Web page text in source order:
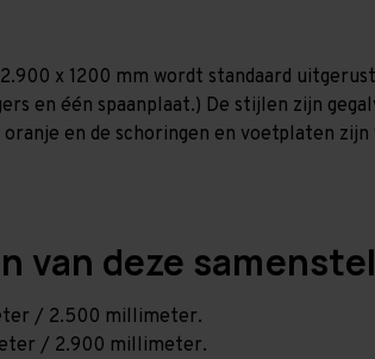
x 1200 mm wordt standaard
en één spaanplaat.) De stijlen zijn
en de schoringen en voetplaten
van deze
/ 2.500 millimeter.
/ 2.900 millimeter.